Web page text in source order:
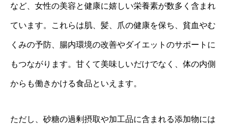
など、女性の美容と健康に嬉しい栄養素が数多く含まれ
ています。これらは肌、髪、爪の健康を保ち、貧血やむ
くみの予防、腸内環境の改善やダイエットのサポートに
もつながります。甘くて美味しいだけでなく、体の内側
からも働きかける食品といえます。
ただし、砂糖の過剰摂取や加工品に含まれる添加物には